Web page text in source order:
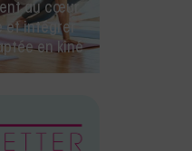
commence
et
Milo.